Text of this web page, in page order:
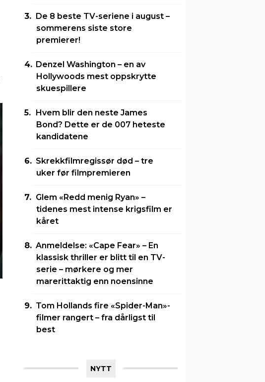
De 8 beste TV-seriene i august –
sommerens siste store
premierer!
Denzel Washington – en av
Hollywoods mest oppskrytte
skuespillere
Hvem blir den neste James
Bond? Dette er de 007 heteste
kandidatene
Skrekkfilmregissør død – tre
uker før filmpremieren
Glem «Redd menig Ryan» –
tidenes mest intense krigsfilm er
kåret
Anmeldelse: «Cape Fear» – En
klassisk thriller er blitt til en TV-
serie – mørkere og mer
marerittaktig enn noensinne
Tom Hollands fire «Spider-Man»-
filmer rangert – fra dårligst til
best
NYTT